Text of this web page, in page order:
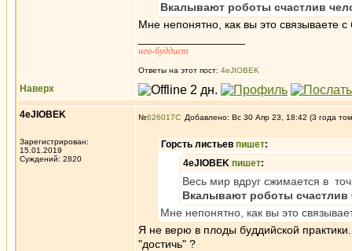
Вкалывают роботы счастлив
Мне непонятно, как вы это связываете
нео-буддист
Ответы на этот пост: 4eJIOBEK
Наверх
4eJIOBEK
Зарегистрирован:
15.01.2019
Суждений: 2820
№626017 Добавлено: Вс 30 Апр 23, 18:42 (3 года
Горсть листьев пишет:
4eJIOBEK пишет:
Весь мир вдруг сжимается в
Вкалывают роботы счастлив
Мне непонятно, как вы это
Я не верю в плоды буддийской
"достичь" ?